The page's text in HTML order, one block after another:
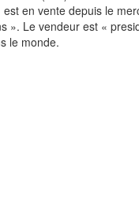
en vente depuis le
». Le vendeur est «
le monde.